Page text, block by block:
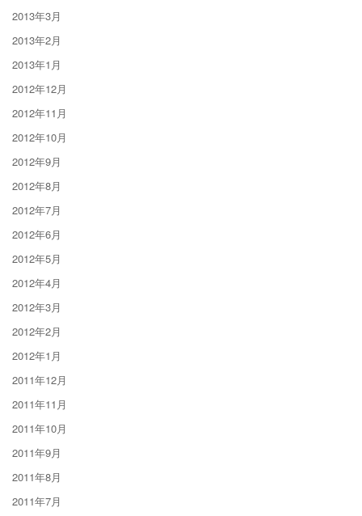
2013年3月
2013年2月
2013年1月
2012年12月
2012年11月
2012年10月
2012年9月
2012年8月
2012年7月
2012年6月
2012年5月
2012年4月
2012年3月
2012年2月
2012年1月
2011年12月
2011年11月
2011年10月
2011年9月
2011年8月
2011年7月